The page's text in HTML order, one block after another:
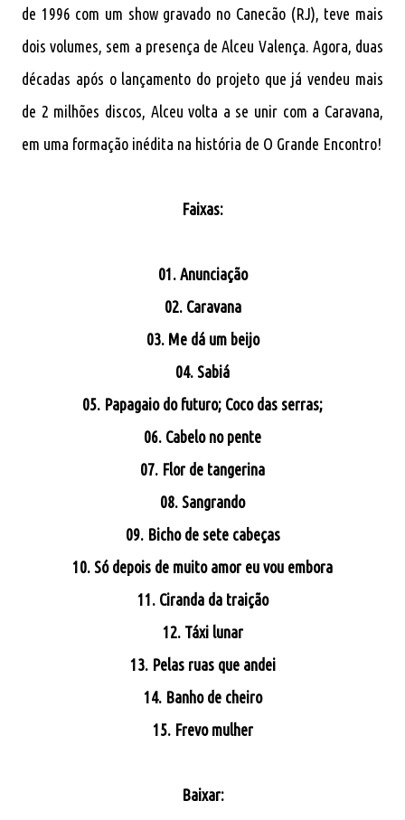
de 1996 com um show gravado no Canecão (RJ), teve mais
dois volumes, sem a presença de Alceu Valença. Agora, duas
décadas após o lançamento do projeto que já vendeu mais
de 2 milhões discos, Alceu volta a se unir com a Caravana,
em uma formação inédita na história de O Grande Encontro!
Faixas:
01. Anunciação
02. Caravana
03. Me dá um beijo
04. Sabiá
05. Papagaio do futuro; Coco das serras;
06. Cabelo no pente
07. Flor de tangerina
08. Sangrando
09. Bicho de sete cabeças
10. Só depois de muito amor eu vou embora
11. Ciranda da traição
12. Táxi lunar
13. Pelas ruas que andei
14. Banho de cheiro
15. Frevo mulher
Baixar: